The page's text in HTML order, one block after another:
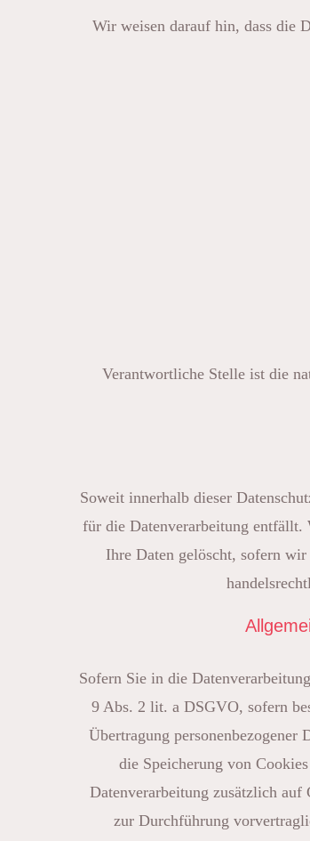
Wir weisen darauf hin, dass die
Verantwortliche Stelle ist die
Soweit innerhalb dieser
für die Datenverarbeitung entfällt.
Ihre Daten gelöscht, sofern
Sofern Sie in die
9 Abs. 2 lit. a DSGVO, sofern
Übertragung
die Speicherung von
Datenverarbeitung zusätzlich
zur Durchführung